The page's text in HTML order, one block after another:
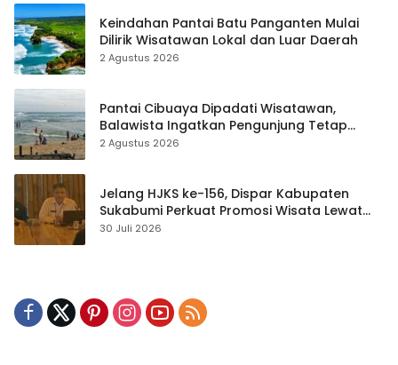
Keindahan Pantai Batu Panganten Mulai
Dilirik Wisatawan Lokal dan Luar Daerah
2 Agustus 2026
Pantai Cibuaya Dipadati Wisatawan,
Balawista Ingatkan Pengunjung Tetap
Waspada
2 Agustus 2026
Jelang HJKS ke-156, Dispar Kabupaten
Sukabumi Perkuat Promosi Wisata Lewat
Publikasi Digital
30 Juli 2026